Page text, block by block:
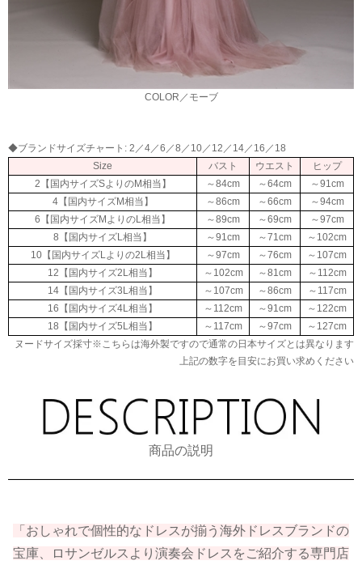
COLOR／モーブ
◆ブランドサイズチャート: 2／4／6／8／10／12／14／16／18
Size
バスト ウエスト
ヒップ
2【国内サイズSよりのM相当】
～84cm ～64cm
～91cm
4【国内サイズM相当】
～86cm ～66cm
～94cm
6【国内サイズMよりのL相当】
～89cm ～69cm
～97cm
8【国内サイズL相当】
～91cm ～71cm
～102cm
10【国内サイズLよりの2L相当】
～97cm ～76cm
～107cm
12【国内サイズ2L相当】
～102cm ～81cm
～112cm
14【国内サイズ3L相当】
～107cm ～86cm
～117cm
16【国内サイズ4L相当】
～112cm ～91cm
～122cm
18【国内サイズ5L相当】
～117cm ～97cm
～127cm
ヌードサイズ採寸※こちらは海外製ですので通常の日本サイズとは異なります
上記の数字を目安にお買い求めください
商品の説明
「おしゃれで個性的なドレスが揃う海外ドレスブランドの
宝庫、ロサンゼルスより演奏会ドレスをご紹介する専門店